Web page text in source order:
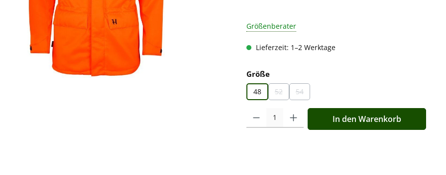
Größenberater
Lieferzeit: 1–2 Werktage
Größeauswählen
48 52
(Diese Option ist zurzeit nicht verfügbar.)
54
(Diese Option ist zurzeit nicht verfügbar.)
Produkt Anzahl: Gib den gewünschten Wert ein oder
In den Warenkorb